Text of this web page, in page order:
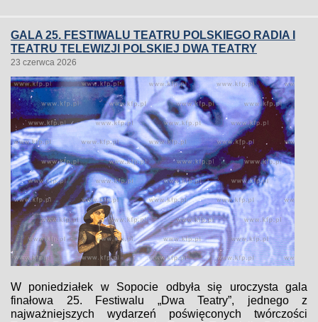
GALA 25. FESTIWALU TEATRU POLSKIEGO RADIA I
TEATRU TELEWIZJI POLSKIEJ DWA TEATRY
23 czerwca 2026
W poniedziałek w Sopocie odbyła się uroczysta gala
finałowa 25. Festiwalu „Dwa Teatry”, jednego z
najważniejszych wydarzeń poświęconych twórczości